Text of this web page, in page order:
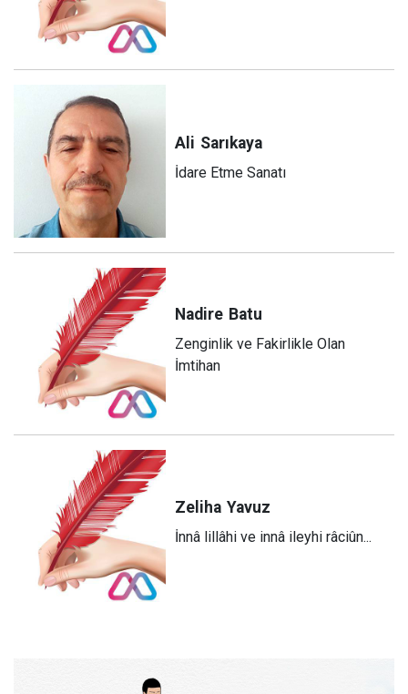
Ali Sarıkaya
İdare Etme Sanatı
Nadire Batu
Zenginlik ve Fakirlikle Olan
İmtihan
Zeliha Yavuz
​İnnâ lillâhi ve innâ ileyhi râciûn...